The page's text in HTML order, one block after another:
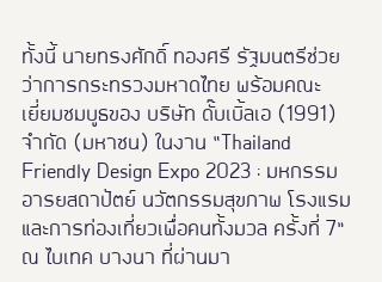
ทั้งนี้ นายทรงศักดิ์ ทองศรี รัฐมนตรีช่วย
ว่าการกระทรวงมหาดไทย พร้อมคณะ
เยี่ยมชมบูธของ บริษัท ดั๊บเบิ้ลเอ (1991)
จำกัด (มหาชน) ในงาน “Thailand
Friendly Design Expo 2023 : มหกรรม
อารยสถาปัตย์ นวัตกรรมสุขภาพ โรงแรม
และการท่องเที่ยวเพื่อคนทั้งมวล ครั้งที่ 7”
ณ ไบเทค บางนา ที่ผ่านมา